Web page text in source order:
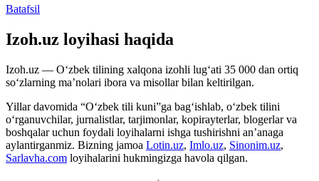
Batafsil
Izoh.uz loyihasi haqida
Izoh.uz — O‘zbek tilining xalqona izohli lug‘ati 35 000 dan ortiq
so‘zlarning ma’nolari ibora va misollar bilan keltirilgan.
Yillar davomida “O‘zbek tili kuni”ga bag‘ishlab, o‘zbek tilini
o‘rganuvchilar, jurnalistlar, tarjimonlar, kopirayterlar, blogerlar va
boshqalar uchun foydali loyihalarni ishga tushirishni an’anaga
aylantirganmiz. Bizning jamoa Lotin.uz, Imlo.uz, Sinonim.uz,
Sarlavha.com loyihalarini hukmingizga havola qilgan.